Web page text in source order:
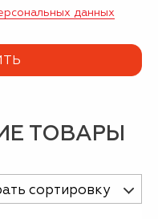
данных
ТОВАРЫ
сортировку